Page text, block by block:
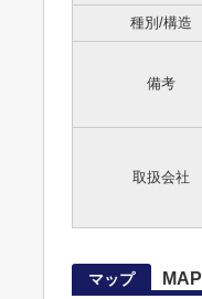
種別/構造
備考
取扱会社
マップ MAP